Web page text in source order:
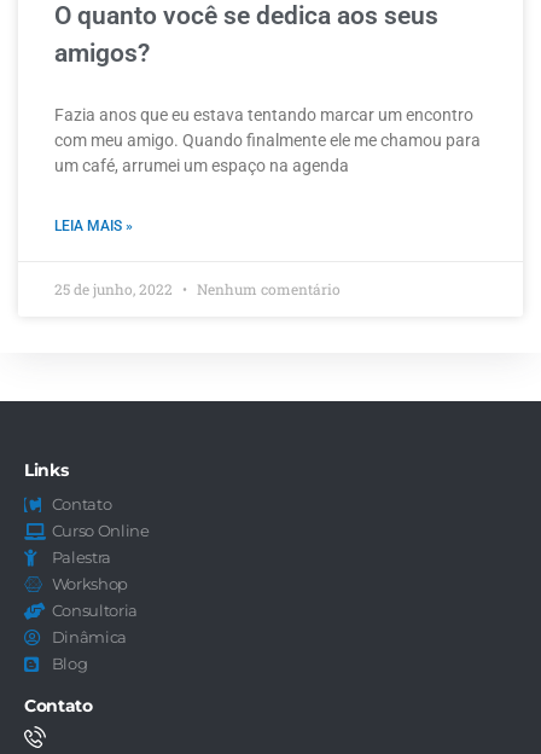
O quanto você se dedica aos seus
amigos?
Fazia anos que eu estava tentando marcar um encontro
com meu amigo. Quando finalmente ele me chamou para
um café, arrumei um espaço na agenda
LEIA MAIS »
25 de junho, 2022 Nenhum comentário
Contato
Links
Contato
Curso Online
Palestra
Workshop
Consultoria
Dinâmica
Blog